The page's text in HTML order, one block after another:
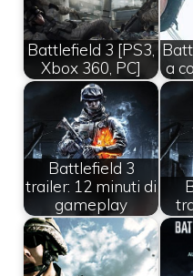
Battlefield 3 [PS3,
Xbox 360, PC]
a
Battlefield 3
trailer: 12 minuti di
gameplay